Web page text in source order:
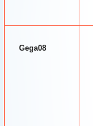
Gega08